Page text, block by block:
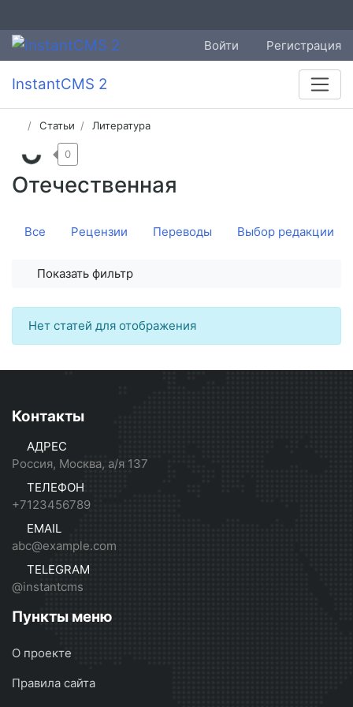
Войти Регистрация
InstantCMS 2
Статьи Литература
Отечественная
0
Все Рецензии Переводы Выбор редакции
Показать фильтр
Нет статей для отображения
Контакты
АДРЕС
Россия, Москва, а/я 137
ТЕЛЕФОН
+7123456789
EMAIL
abc@example.com
TELEGRAM
@instantcms
Пункты меню
О проекте
Правила сайта